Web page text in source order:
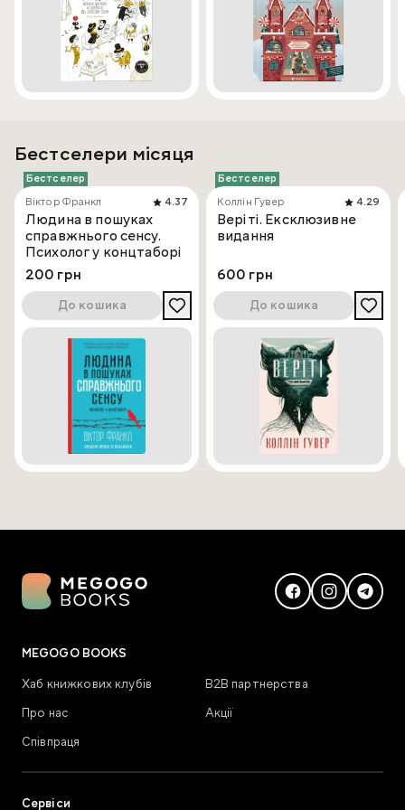
Бестселери місяця
Бестселер
Віктор Франкл
4.37
Людина в пошуках
справжнього сенсу.
Психолог у концтаборі
200 грн
До кошика
Бестселер
Коллін Гувер
4.29
Веріті. Ексклюзивне
видання
600 грн
До кошика
MEGOGO BOOKS
Хаб книжкових клубів
В2В партнерства
Про нас
Акції
Співпраця
Сервіси